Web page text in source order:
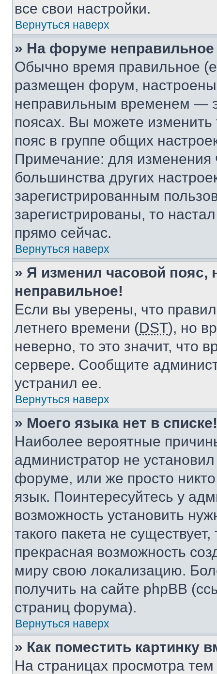
все свои настройки.
Вернуться наверх
» На форуме
Обычно время правильное
размещен форум, настроены
неправильным временем —
поясах. Вы можете изменить
пояс в группе общих
Примечание: для изменения
большинства других
зарегистрированным
зарегистрированы, то
прямо сейчас.
Вернуться наверх
» Я изменил часовой пояс,
неправильное!
Если вы уверены, что
летнего времени (DST), но
неверно, то это значит, что
сервере. Сообщите
устранил ее.
Вернуться наверх
» Моего языка нет в списке!
Наиболее вероятные
администратор не
форуме, или же просто
язык. Поинтересуйтесь у
возможность установить
такого пакета не
прекрасная возможность
миру свою локализацию.
получить на сайте phpBB
страниц форума).
Вернуться наверх
» Как поместить картинку
На страницах просмотра